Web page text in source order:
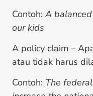
Contoh: A
our kids
A policy claim –
atau tidak harus
Contoh: The